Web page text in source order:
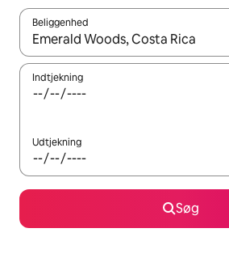
Beliggenhed
Når resultaterne er tilgængelige, skal
Indtjekning
Udtjekning
Søg